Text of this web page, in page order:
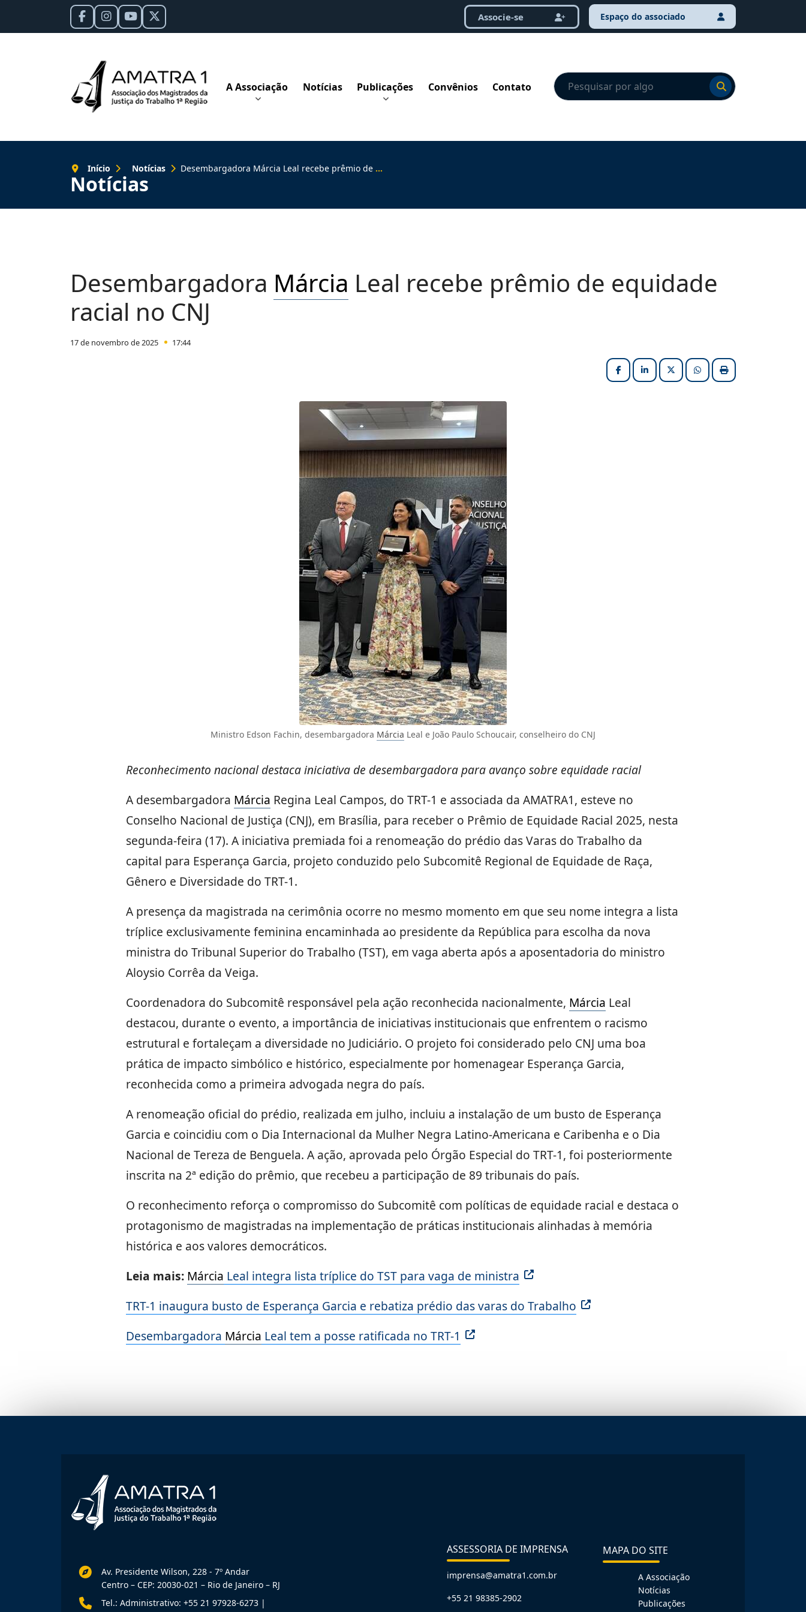
Espaço do associado
Associe-se
A Associação Notícias Publicações Convênios Contato
Ir para o resultado
Ir para o resultado
Notícias
Início Notícias Desembargadora Márcia Leal recebe prêmio de equidade racial no CNJ
Desembargadora Márcia Leal recebe prêmio de equidade
racial no CNJ
17 de novembro de 2025 17:44
FacebookLinkedInX (formerly Twitter)Imprimir matéria
Ministro Edson Fachin, desembargadora Márcia Leal e João Paulo Schoucair, conselheiro do CNJ
Reconhecimento nacional destaca iniciativa de desembargadora para avanço sobre equidade racial
A desembargadora Márcia Regina Leal Campos, do TRT-1 e associada da AMATRA1, esteve no
Conselho Nacional de Justiça (CNJ), em Brasília, para receber o Prêmio de Equidade Racial 2025, nesta
segunda-feira (17). A iniciativa premiada foi a renomeação do prédio das Varas do Trabalho da
capital para Esperança Garcia, projeto conduzido pelo Subcomitê Regional de Equidade de Raça,
Gênero e Diversidade do TRT-1.
A presença da magistrada na cerimônia ocorre no mesmo momento em que seu nome integra a lista
tríplice exclusivamente feminina encaminhada ao presidente da República para escolha da nova
ministra do Tribunal Superior do Trabalho (TST), em vaga aberta após a aposentadoria do ministro
Aloysio Corrêa da Veiga.
Coordenadora do Subcomitê responsável pela ação reconhecida nacionalmente, Márcia Leal
destacou, durante o evento, a importância de iniciativas institucionais que enfrentem o racismo
estrutural e fortaleçam a diversidade no Judiciário. O projeto foi considerado pelo CNJ uma boa
prática de impacto simbólico e histórico, especialmente por homenagear Esperança Garcia,
reconhecida como a primeira advogada negra do país.
A renomeação oficial do prédio, realizada em julho, incluiu a instalação de um busto de Esperança
Garcia e coincidiu com o Dia Internacional da Mulher Negra Latino-Americana e Caribenha e o Dia
Nacional de Tereza de Benguela. A ação, aprovada pelo Órgão Especial do TRT-1, foi posteriormente
inscrita na 2ª edição do prêmio, que recebeu a participação de 89 tribunais do país.
O reconhecimento reforça o compromisso do Subcomitê com políticas de equidade racial e destaca o
protagonismo de magistradas na implementação de práticas institucionais alinhadas à memória
histórica e aos valores democráticos.
Leia mais: Márcia Leal integra lista tríplice do TST para vaga de ministra
TRT-1 inaugura busto de Esperança Garcia e rebatiza prédio das varas do Trabalho
Desembargadora Márcia Leal tem a posse ratificada no TRT-1
Av. Presidente Wilson, 228 - 7º Andar
Centro – CEP: 20030-021 – Rio de Janeiro – RJ
Tel.: Administrativo: +55 21 97928-6273 |
ASSESSORIA DE IMPRENSA
imprensa@amatra1.com.br
+55 21 98385-2902
MAPA DO SITE
A Associação
Notícias
Publicações